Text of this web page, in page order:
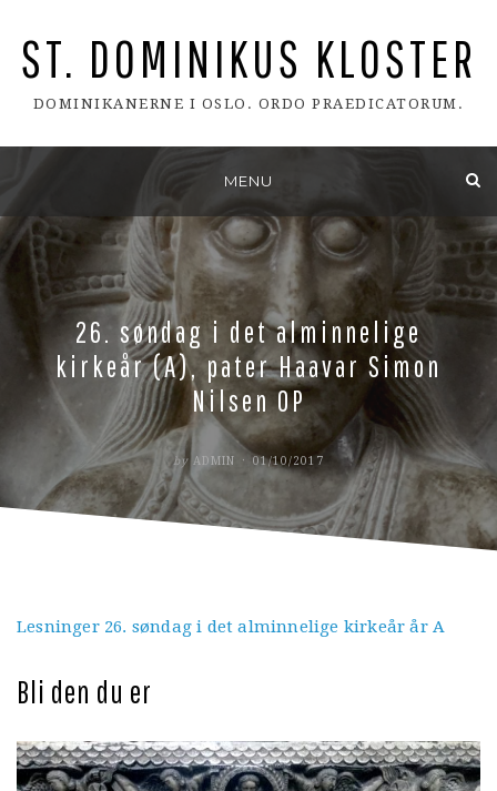
ST. DOMINIKUS KLOSTER
DOMINIKANERNE I OSLO. ORDO PRAEDICATORUM.
content
MENU
26. søndag i det alminnelige
kirkeår (A), pater Haavar Simon
Nilsen OP
by ADMIN
POSTED
ON
01/10/2017
Lesninger 26. søndag i det alminnelige kirkeår år A
Bli den du er